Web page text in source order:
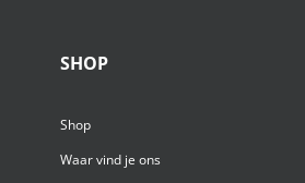
SHOP
Shop
Waar vind je ons